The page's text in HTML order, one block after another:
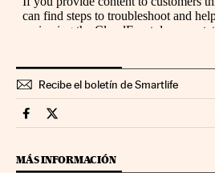
Recibe el boletín de Smartlife
Smartlife Cinco Días en Facebook
Smartlife Cinco Días en Twitter
MÁS INFORMACIÓN